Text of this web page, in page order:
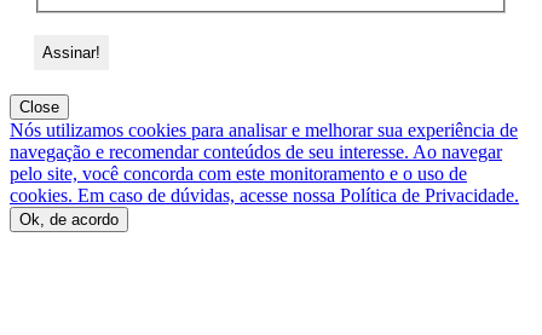
Close
Nós utilizamos cookies para analisar e melhorar sua experiência de
navegação e recomendar conteúdos de seu interesse. Ao navegar
pelo site, você concorda com este monitoramento e o uso de
cookies. Em caso de dúvidas, acesse nossa Política de Privacidade.
Ok, de acordo